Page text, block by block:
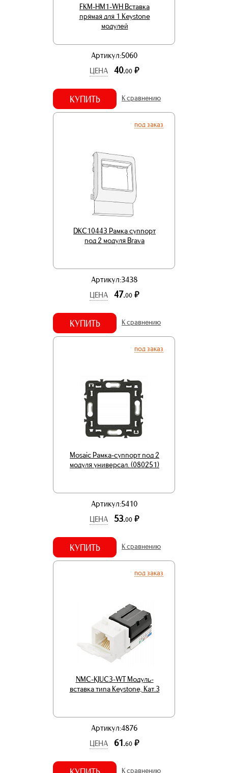
FKM-HM1-WH Вставка
прямая для 1 Keystone
модулей
Артикул:5060
ЦЕНА
40.00 р.
КУПИТЬ К сравнению
под заказ
DKC10443 Рамка суппорт
под 2 модуля Brava
Артикул:3438
ЦЕНА
47.00 р.
КУПИТЬ К сравнению
под заказ
Mosaic Рамка-суппорт под 2
модуля универсал. (080251)
Артикул:5410
ЦЕНА
53.00 р.
КУПИТЬ К сравнению
под заказ
NMC-KJUC3-WT Модуль-
вставка типа Keystone, Кат.3
Артикул:4876
ЦЕНА
61.60 р.
К сравнению